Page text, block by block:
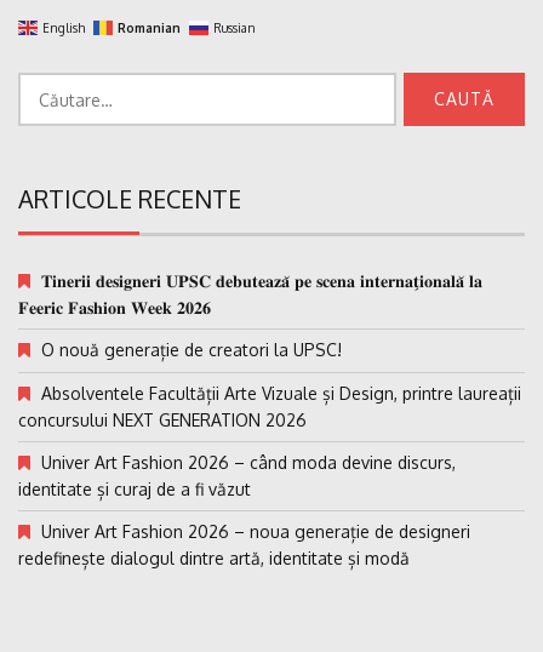
English Romanian Russian
după:
ARTICOLE RECENTE
𝐓𝐢𝐧𝐞𝐫𝐢𝐢 𝐝𝐞𝐬𝐢𝐠𝐧𝐞𝐫𝐢 𝐔𝐏𝐒𝐂 𝐝𝐞𝐛𝐮𝐭𝐞𝐚𝐳𝐚̆ 𝐩𝐞 𝐬𝐜𝐞𝐧𝐚 𝐢𝐧𝐭𝐞𝐫𝐧𝐚𝐭̗𝐢𝐨𝐧𝐚𝐥𝐚̆ 𝐥𝐚
𝐅𝐞𝐞𝐫𝐢𝐜 𝐅𝐚𝐬𝐡𝐢𝐨𝐧 𝐖𝐞𝐞𝐤 𝟐𝟎𝟐𝟔
O nouă generație de creatori la UPSC!
Absolventele Facultății Arte Vizuale și Design, printre laureații
concursului NEXT GENERATION 2026
Univer Art Fashion 2026 – când moda devine discurs,
identitate și curaj de a fi văzut
Univer Art Fashion 2026 – noua generație de designeri
redefinește dialogul dintre artă, identitate și modă